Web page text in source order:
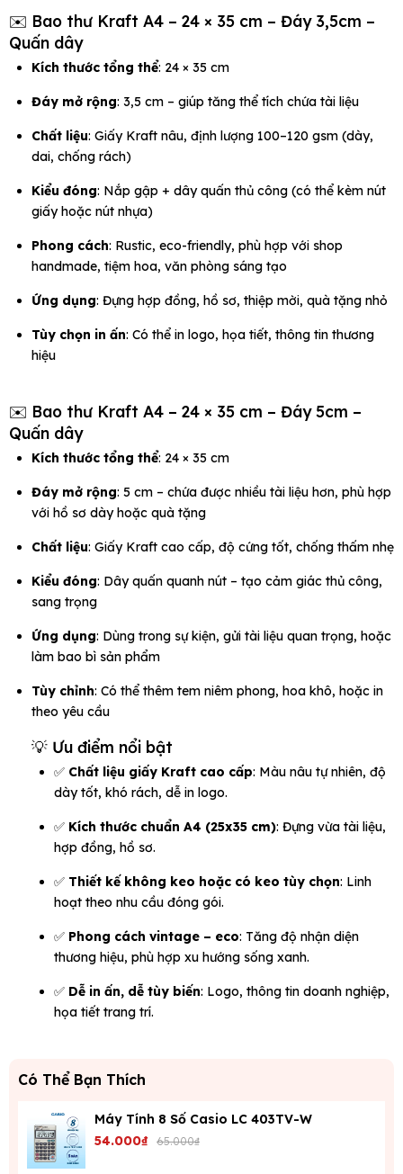
✉️ Bao thư Kraft A4 – 24 × 35 cm – Đáy 3,5cm –
Quấn dây
Kích thước tổng thể: 24 × 35 cm
Đáy mở rộng: 3,5 cm – giúp tăng thể tích chứa tài liệu
Chất liệu: Giấy Kraft nâu, định lượng 100–120 gsm (dày,
dai, chống rách)
Kiểu đóng: Nắp gập + dây quấn thủ công (có thể kèm nút
giấy hoặc nút nhựa)
Phong cách: Rustic, eco-friendly, phù hợp với shop
handmade, tiệm hoa, văn phòng sáng tạo
Ứng dụng: Đựng hợp đồng, hồ sơ, thiệp mời, quà tặng nhỏ
Tùy chọn in ấn: Có thể in logo, họa tiết, thông tin thương
hiệu
✉️ Bao thư Kraft A4 – 24 × 35 cm – Đáy 5cm –
Quấn dây
Kích thước tổng thể: 24 × 35 cm
Đáy mở rộng: 5 cm – chứa được nhiều tài liệu hơn, phù hợp
với hồ sơ dày hoặc quà tặng
Chất liệu: Giấy Kraft cao cấp, độ cứng tốt, chống thấm nhẹ
Kiểu đóng: Dây quấn quanh nút – tạo cảm giác thủ công,
sang trọng
Ứng dụng: Dùng trong sự kiện, gửi tài liệu quan trọng, hoặc
làm bao bì sản phẩm
Tùy chỉnh: Có thể thêm tem niêm phong, hoa khô, hoặc in
theo yêu cầu
💡 Ưu điểm nổi bật
✅ Chất liệu giấy Kraft cao cấp: Màu nâu tự nhiên, độ
dày tốt, khó rách, dễ in logo.
✅ Kích thước chuẩn A4 (25x35 cm): Đựng vừa tài liệu,
hợp đồng, hồ sơ.
✅ Thiết kế không keo hoặc có keo tùy chọn: Linh
hoạt theo nhu cầu đóng gói.
✅ Phong cách vintage – eco: Tăng độ nhận diện
thương hiệu, phù hợp xu hướng sống xanh.
✅ Dễ in ấn, dễ tùy biến: Logo, thông tin doanh nghiệp,
họa tiết trang trí.
Có Thể Bạn Thích
Máy Tính 8 Số Casio LC 403TV-W
54.000₫ 65.000₫